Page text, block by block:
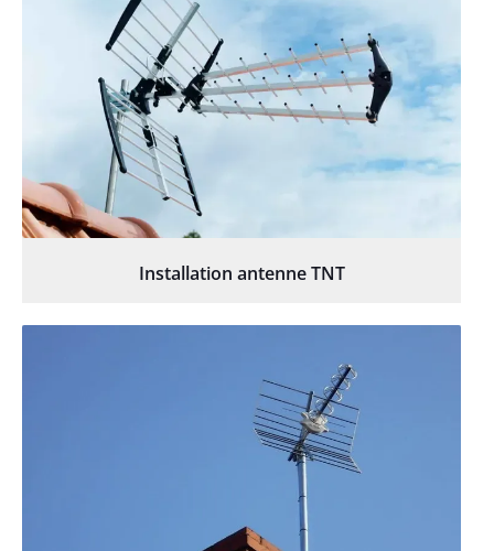
Installation antenne TNT